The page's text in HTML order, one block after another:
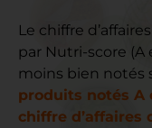
Le chiffre
par Nutri-score
moins bien notés
produits notés A
chiffre d’affaires